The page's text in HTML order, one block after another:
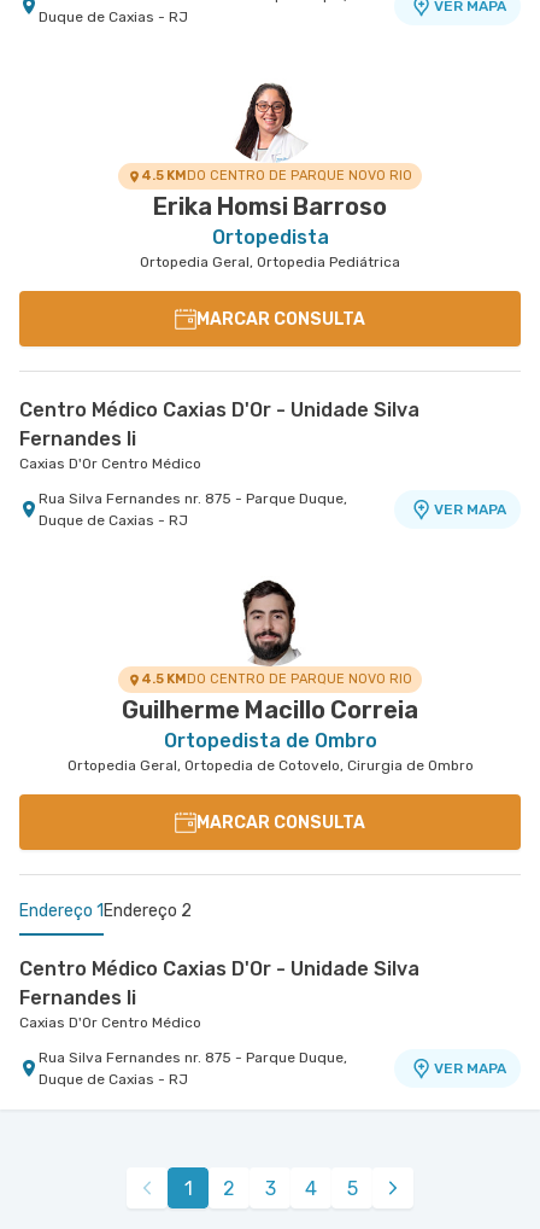
Duque de Caxias - RJ
VER MAPA
4.5 KMDO CENTRO DE PARQUE NOVO RIO
Erika Homsi Barroso
Ortopedista
Ortopedia Geral, Ortopedia Pediátrica
MARCAR CONSULTA
Centro Médico Caxias D'Or - Unidade Silva
Fernandes Ii
Caxias D'Or Centro Médico
Rua Silva Fernandes nr. 875 - Parque Duque,
Duque de Caxias - RJ
VER MAPA
4.5 KMDO CENTRO DE PARQUE NOVO RIO
Guilherme Macillo Correia
Ortopedista de Ombro
Ortopedia Geral, Ortopedia de Cotovelo, Cirurgia de Ombro
MARCAR CONSULTA
Endereço 1 Endereço 2
Centro Médico Caxias D'Or - Unidade Silva
Fernandes Ii
Caxias D'Or Centro Médico
Rua Silva Fernandes nr. 875 - Parque Duque,
Duque de Caxias - RJ
VER MAPA
Centro Médico Rios D'Or- Unidade Taquara
Estrada Dos Bandeirantes nr. 363 - Taquara
Jacarepagua, Rio de Janeiro - RJ
1 2 3 4 5